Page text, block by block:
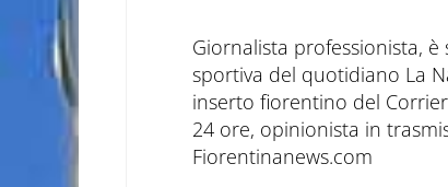
Giornalista professionista,
sportiva del quotidiano La
inserto fiorentino del
24 ore, opinionista in
Fiorentinanews.com